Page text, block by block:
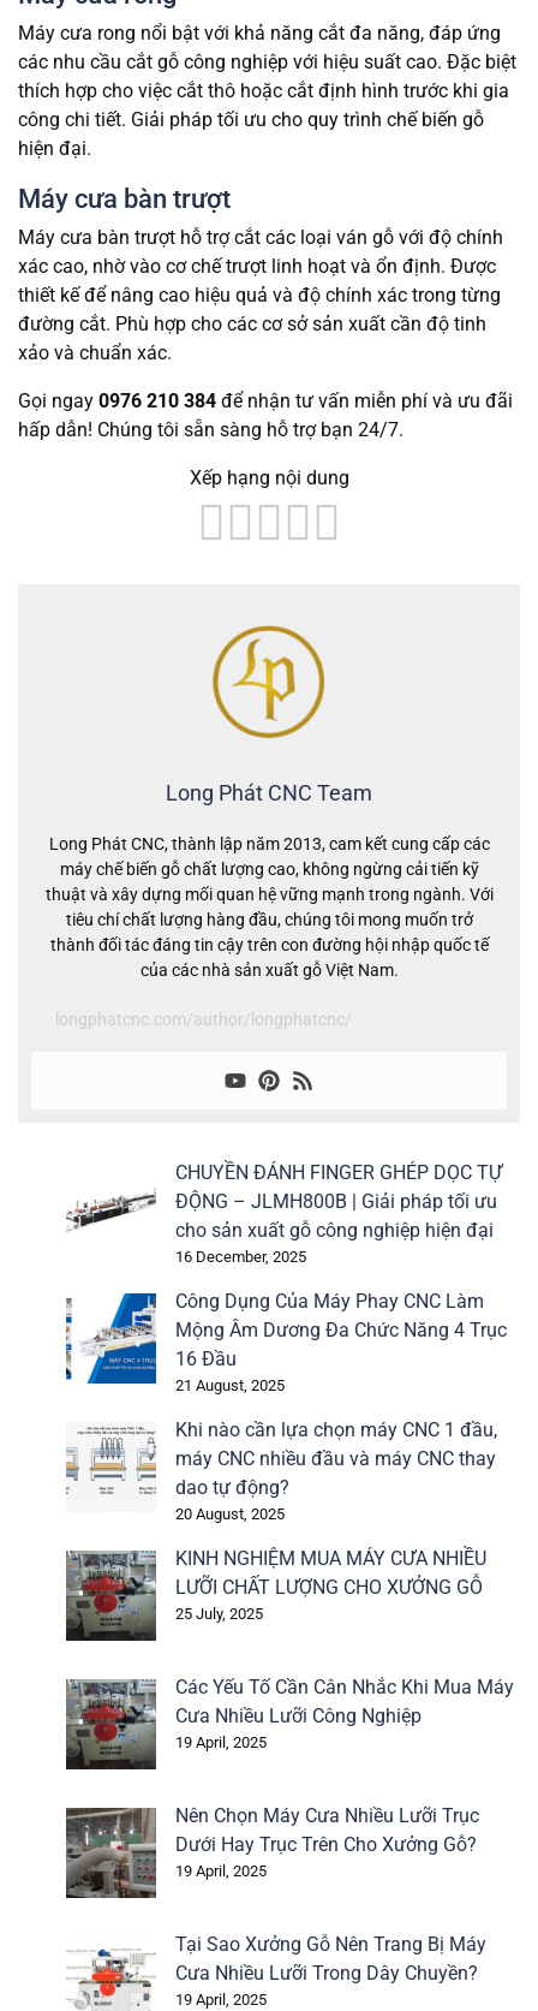
Máy cưa rong nổi bật với khả năng cắt đa năng, đáp ứng
các nhu cầu cắt gỗ công nghiệp với hiệu suất cao. Đặc biệt
thích hợp cho việc cắt thô hoặc cắt định hình trước khi gia
công chi tiết. Giải pháp tối ưu cho quy trình chế biến gỗ
hiện đại.
Máy cưa bàn trượt
Máy cưa bàn trượt hỗ trợ cắt các loại ván gỗ với độ chính
xác cao, nhờ vào cơ chế trượt linh hoạt và ổn định. Được
thiết kế để nâng cao hiệu quả và độ chính xác trong từng
đường cắt. Phù hợp cho các cơ sở sản xuất cần độ tinh
xảo và chuẩn xác.
Gọi ngay 0976 210 384 để nhận tư vấn miễn phí và ưu đãi
hấp dẫn! Chúng tôi sẵn sàng hỗ trợ bạn 24/7.
Xếp hạng nội dung
Long Phát CNC Team
Long Phát CNC, thành lập năm 2013, cam kết cung cấp các
máy chế biến gỗ chất lượng cao, không ngừng cải tiến kỹ
thuật và xây dựng mối quan hệ vững mạnh trong ngành. Với
tiêu chí chất lượng hàng đầu, chúng tôi mong muốn trở
thành đối tác đáng tin cậy trên con đường hội nhập quốc tế
của các nhà sản xuất gỗ Việt Nam.
longphatcnc.com/author/longphatcnc/
CHUYỀN ĐÁNH FINGER GHÉP DỌC TỰ
ĐỘNG – JLMH800B | Giải pháp tối ưu
cho sản xuất gỗ công nghiệp hiện đại
16 December, 2025
Công Dụng Của Máy Phay CNC Làm
Mộng Âm Dương Đa Chức Năng 4 Trục
16 Đầu
21 August, 2025
Khi nào cần lựa chọn máy CNC 1 đầu,
máy CNC nhiều đầu và máy CNC thay
dao tự động?
20 August, 2025
KINH NGHIỆM MUA MÁY CƯA NHIỀU
LƯỠI CHẤT LƯỢNG CHO XƯỞNG GỖ
25 July, 2025
Các Yếu Tố Cần Cân Nhắc Khi Mua Máy
Cưa Nhiều Lưỡi Công Nghiệp
19 April, 2025
Nên Chọn Máy Cưa Nhiều Lưỡi Trục
Dưới Hay Trục Trên Cho Xưởng Gỗ?
19 April, 2025
Tại Sao Xưởng Gỗ Nên Trang Bị Máy
Cưa Nhiều Lưỡi Trong Dây Chuyền?
19 April, 2025